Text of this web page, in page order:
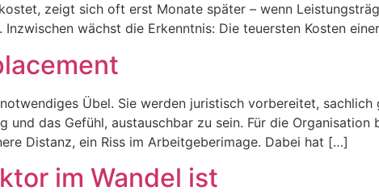
zeigt sich oft erst Monate später – wenn
wächst die Erkenntnis: Die teuersten Kosten
Übel. Sie werden juristisch vorbereitet,
das Gefühl, austauschbar zu sein. Für die Organisation
Distanz, ein Riss im Arbeitgeberimage. Dabei hat […]
im Wandel ist